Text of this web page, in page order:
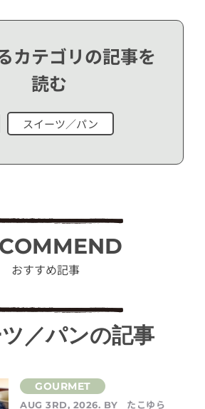
カテゴリの記事を
読む
スイーツ／パン
おすすめ記事
／パンの記事
AUG 3RD, 2026. BY
たこゆら